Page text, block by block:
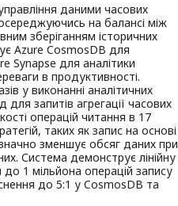
даними часових
на балансі між
зберіганням історичних
Azure CosmosDB для
Synapse для аналітики
в продуктивності.
у виконанні аналітичних
для запитів агрегації часових
операцій читання в 17
таких як запис на основі
зменшує обсяг даних при
Система демонструє лінійну
1 мільйона операцій запису
до 5:1 у CosmosDB та